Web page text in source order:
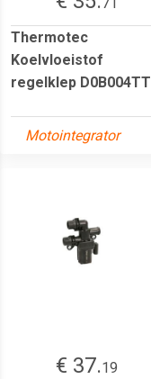
Thermotec
Koelvloeistof
regelklep D0B004TT
Motointegrator
€ 37.19